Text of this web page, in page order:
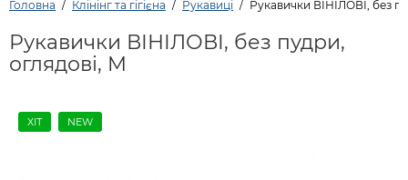
Головна Клінінг та гігієна Рукавиці Рукавички ВІНІЛОВІ, без
Рукавички ВІНІЛОВІ, без пудри,
оглядові, M
ХІТ NEW